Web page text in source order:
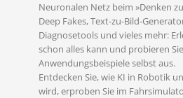
Neuronalen Netz beim »Denken
Deep Fakes, Text-zu-Bild-
Diagnosetools und vieles mehr:
schon alles kann und probieren
Anwendungsbeispiele selbst aus.
Entdecken Sie, wie KI in Robotik
wird, erproben Sie im